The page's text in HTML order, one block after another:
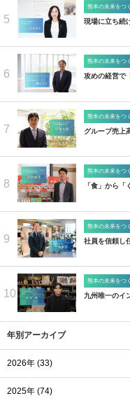
5
熊本の未来をつ
現場に立ち続
6
熊本の未来をつ
攻めの経営で
7
熊本の未来をつ
グループ売上
8
熊本の未来をつ
「食」から
9
熊本の未来をつ
社員を信頼し
10
熊本の未来をつ
九州唯一のイ
年別アーカイブ
2026年 (33)
2025年 (74)